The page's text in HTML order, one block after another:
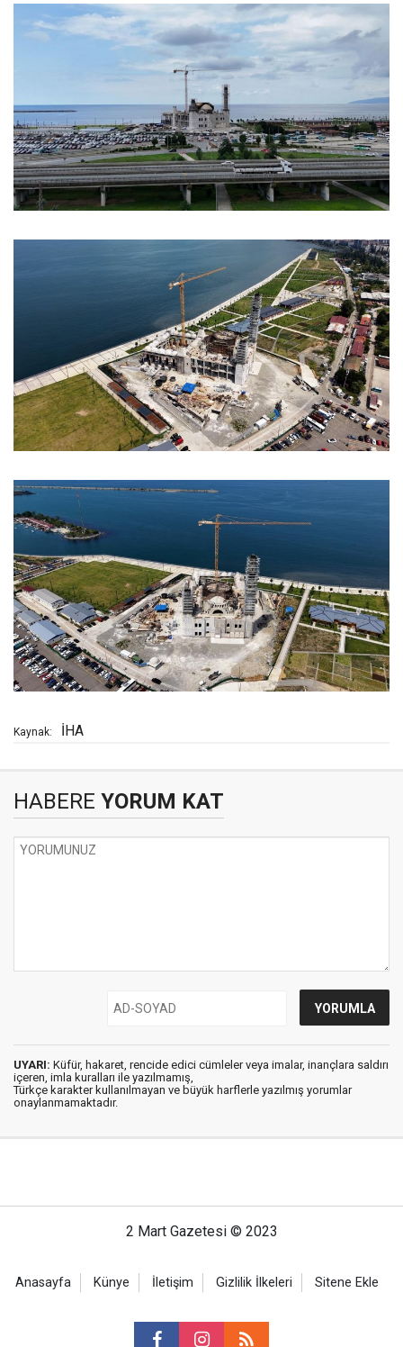
Kaynak: İHA
HABERE YORUM KAT
UYARI: Küfür, hakaret, rencide edici cümleler veya imalar, inançlara saldırı
içeren, imla kuralları ile yazılmamış,
Türkçe karakter kullanılmayan ve büyük harflerle yazılmış yorumlar
onaylanmamaktadır.
2 Mart Gazetesi © 2023
Anasayfa Künye İletişim Gizlilik İlkeleri Sitene Ekle